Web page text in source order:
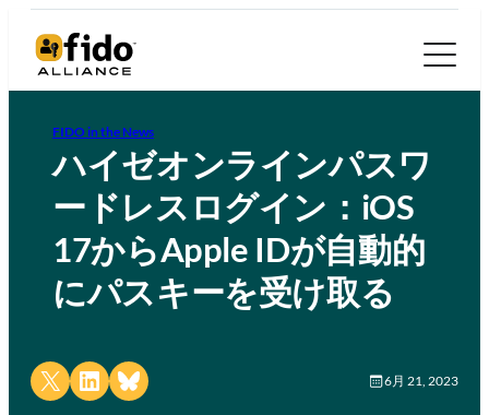
FIDO in the News
ハイゼオンラインパスワ
ードレスログイン：iOS
17からApple IDが自動的
にパスキーを受け取る
Share on X Share on LinkedIn
Share on Bluesky 6月 21, 2023